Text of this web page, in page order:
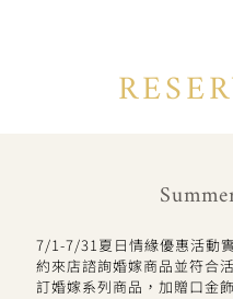
7/1-7/31夏日情緣優惠活動
約來店諮詢婚嫁商品並符合
訂婚嫁系列商品，加贈口金